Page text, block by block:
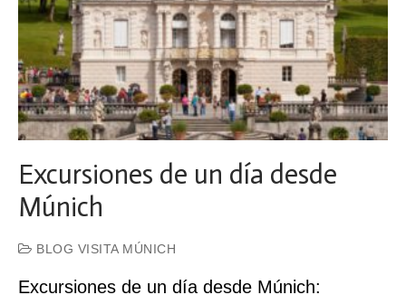
Excursiones de un día desde
Múnich
BLOG VISITA MÚNICH
Excursiones de un día desde Múnich: